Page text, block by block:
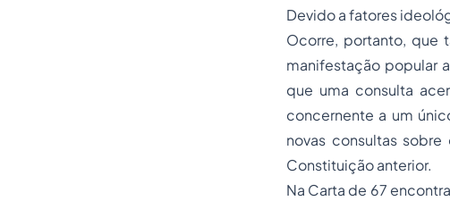
Devido a fatores
Ocorre, portanto, que
manifestação popular
que uma consulta
concernente a um
novas consultas
Constituição anterior.
Na Carta de 67